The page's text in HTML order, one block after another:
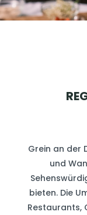
Grein an der
und
bieten. Die
Restaurants,